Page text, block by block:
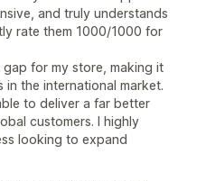
and truly understands
rate them 1000/1000 for
for my store, making it
in the international market.
to deliver a far better
customers. I highly
looking to expand